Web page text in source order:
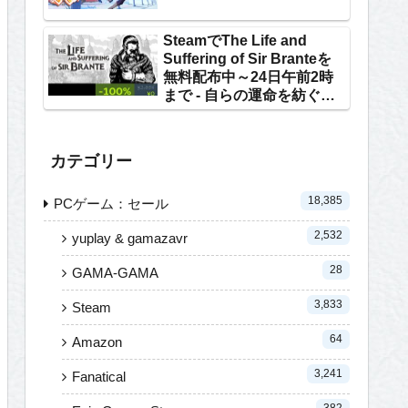
SteamでThe Life and
Suffering of Sir Branteを
無料配布中～24日午前2時
まで - 自らの運命を紡ぐテ
キストRPG
カテゴリー
PCゲーム：セール 18,385
yuplay & gamazavr 2,532
GAMA-GAMA 28
Steam 3,833
Amazon 64
Fanatical 3,241